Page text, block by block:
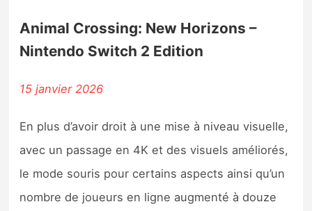
Animal Crossing: New Horizons –
Nintendo Switch 2 Edition
15 janvier 2026
En plus d’avoir droit à une mise à niveau visuelle,
avec un passage en 4K et des visuels améliorés,
le mode souris pour certains aspects ainsi qu’un
nombre de joueurs en ligne augmenté à douze